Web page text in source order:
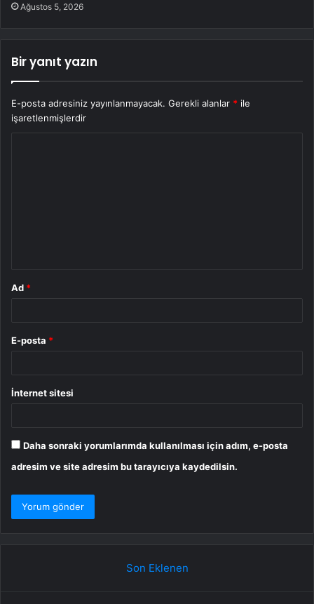
Ağustos 5, 2026
Bir yanıt yazın
E-posta adresiniz yayınlanmayacak. Gerekli alanlar * ile
işaretlenmişlerdir
Ad *
E-posta *
İnternet sitesi
Daha sonraki yorumlarımda kullanılması için adım, e-posta
adresim ve site adresim bu tarayıcıya kaydedilsin.
Son Eklenen